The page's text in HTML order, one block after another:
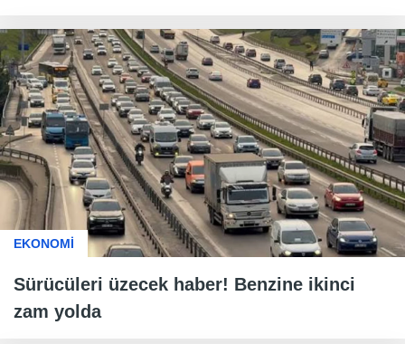
EKONOMİ
Sürücüleri üzecek haber! Benzine ikinci
zam yolda